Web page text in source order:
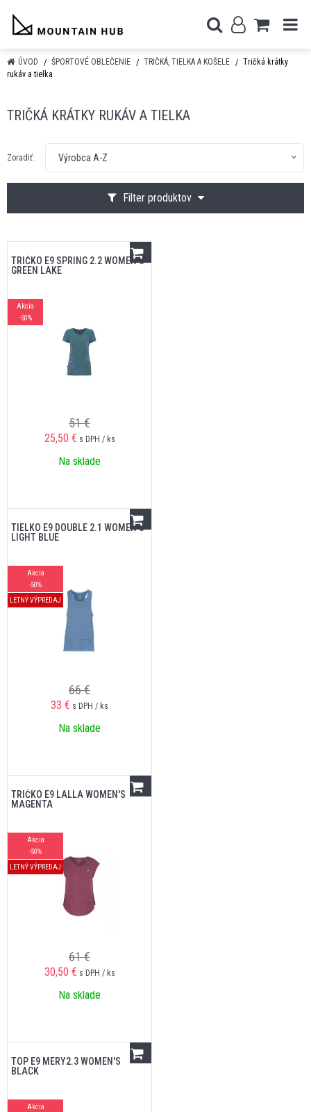
ÚVOD ŠPORTOVÉ OBLEČENIE TRIČKÁ, TIELKA A KOŠELE
Tričká krátky
rukáv a tielka
TRIČKÁ KRÁTKY RUKÁV A TIELKA
Filter produktov
Zoradiť: Výrobca A-Z
TRIČKO E9 SPRING 2.2 WOMEN'S
GREEN LAKE
Akcia
-50%
51 €
25,50 € s DPH / ks
Na sklade
TIELKO E9 DOUBLE 2.1 WOMEN'S
LIGHT BLUE
Akcia
-50%
LETNÝ VÝPREDAJ
66 €
33 € s DPH / ks
Na sklade
TRIČKO E9 LALLA WOMEN'S
MAGENTA
Akcia
-50%
LETNÝ VÝPREDAJ
61 €
30,50 € s DPH / ks
Na sklade
TOP E9 MERY2.3 WOMEN'S
BLACK
Akcia